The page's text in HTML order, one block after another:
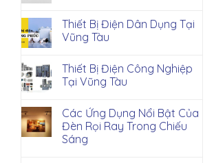
Thiết Bị Điện Dân Dụng Tại
Vũng Tàu
Thiết Bị Điện Công Nghiệp
Tại Vũng Tàu
Các Ứng Dụng Nổi Bật Của
Đèn Rọi Ray Trong Chiếu
Sáng